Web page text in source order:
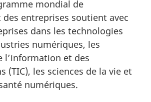
mondial de
entreprises soutient avec
dans les technologies
numériques, les
l’information et des
(TIC), les sciences de la vie et
numériques.